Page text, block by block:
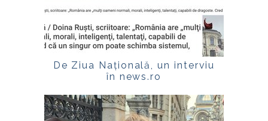
De Ziua Națională, un interviu
în news.ro